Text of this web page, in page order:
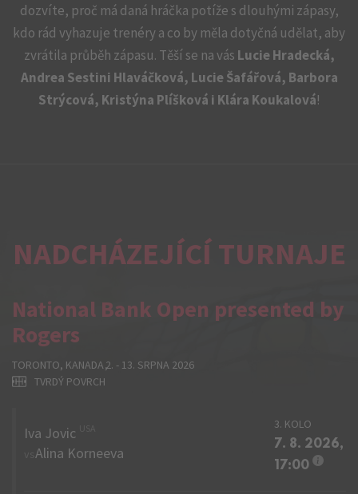
dozvíte, proč má daná hráčka potíže s dlouhými zápasy,
kdo rád vyhazuje trenéry a co by měla dotyčná udělat, aby
zvrátila průběh zápasu. Těší se na vás Lucie Hradecká,
Andrea Sestini Hlaváčková, Lucie Šafářová, Barbora
Strýcová, Kristýna Plíšková i Klára Koukalová!
NADCHÁZEJÍCÍ TURNAJE
National Bank Open presented by
Rogers
TORONTO, KANADA2. - 13. SRPNA 2026
TVRDÝ POVRCH
Iva Jovic
Alina Korneeva
3. KOLO
7. 8. 2026,
17:00
Info